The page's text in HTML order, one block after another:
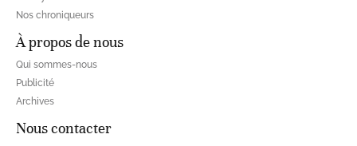
Nos chroniqueurs
À propos de nous
Qui sommes-nous
Publicité
Archives
Nous contacter